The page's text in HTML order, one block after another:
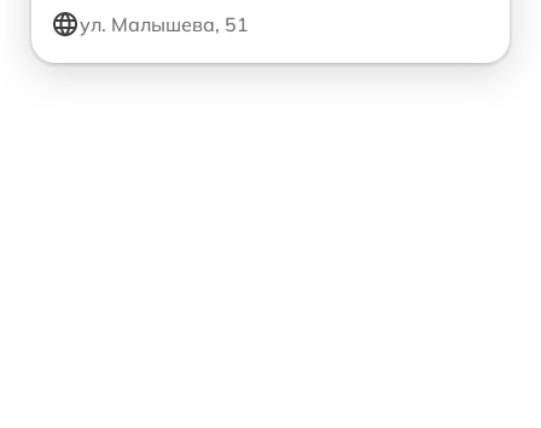
ул. Малышева, 51